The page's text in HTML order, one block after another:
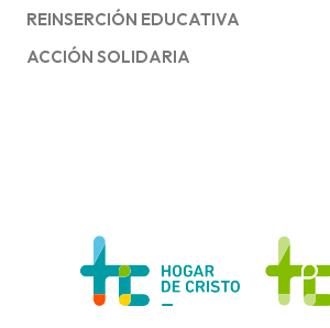
REINSERCIÓN EDUCATIVA
ACCIÓN SOLIDARIA